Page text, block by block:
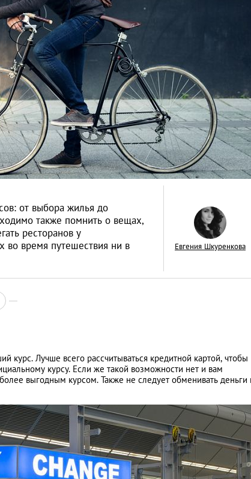
от выбора жилья до
также помнить о вещах,
ресторанов у
во время путешествия ни в
Евгения Шкуренкова
курс. Лучше всего рассчитываться кредитной картой, чтобы
курсу. Если же такой возможности нет и вам
выгодным курсом. Также не следует обменивать деньги